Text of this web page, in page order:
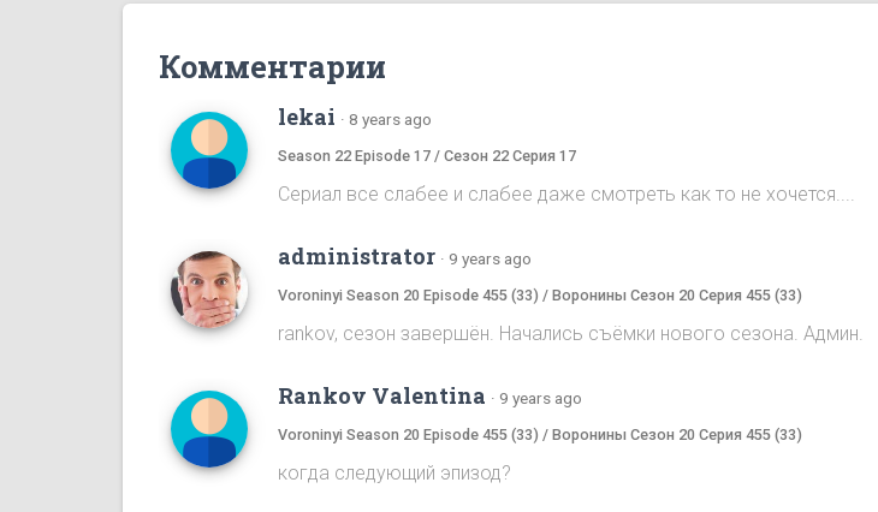
Комментарии
lekai · 8 years ago
Season 22 Episode 17 / Сезон 22 Серия 17
Сериал все слабее и слабее даже смотреть как то не хочется....
administrator · 9 years ago
Voroninyi Season 20 Episode 455 (33) / Воронины Сезон 20 Серия 455 (33)
rankov, сезон завершён. Начались съёмки нового сезона. Админ.
Rankov Valentina · 9 years ago
Voroninyi Season 20 Episode 455 (33) / Воронины Сезон 20 Серия 455 (33)
когда следующий эпизод?